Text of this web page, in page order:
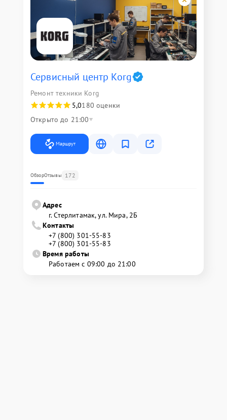
Сервисный центр Korg
Ремонт техники Korg
5,0180 оценки
Открыто до 21:00
Маршрут
ОбзорОтзывы 172
Адрес
г. Стерлитамак, ул. Мира, 2Б
Контакты
+7 (800) 301-55-83
+7 (800) 301-55-83
Время работы
Работаем с 09:00 до 21:00